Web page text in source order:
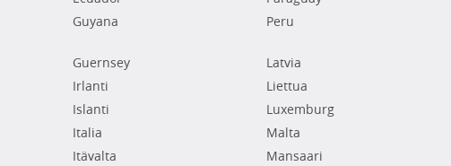
Guyana
Peru
Guernsey
Irlanti
Islanti
Italia
Itävalta
Latvia
Liettua
Luxemburg
Malta
Mansaari